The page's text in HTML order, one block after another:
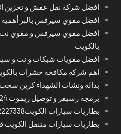
افضل شركة نقل عفش و تخزين
افضل مقوي سيرفس بالبر
افضل مقوي سيرفس و مقوي نت
بالكويت
افضل مقويات شبكات و نت و
اهم شركة مكافحة حشرات
بدالة ونشات الشهداء كرين
برمجة رسيفر و توصيل ريموت 24 ساعة في محافظات الكويت
بطاريات سيارات الكويت52227338
بطاريات سيارات متنقل